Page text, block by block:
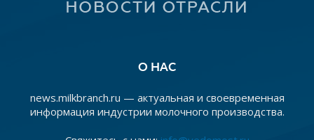
О НАС
news.milkbranch.ru — актуальная и своевременная
информация индустрии молочного производства.